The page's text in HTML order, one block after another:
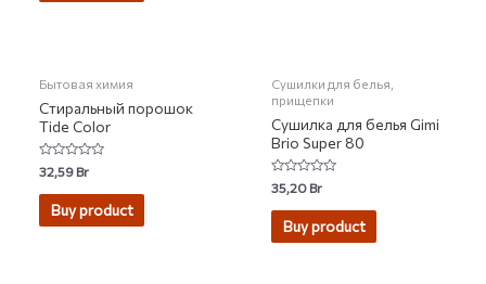
Бытовая химия
Стиральный порошок
Tide Color
Rated
0
out
32,59Br
Buy product
Сушилки для белья,
прищепки
Сушилка для белья Gimi
Brio Super 80
Rated
0
out
35,20Br
Buy product